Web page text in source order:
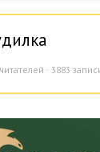
читателей · 3883